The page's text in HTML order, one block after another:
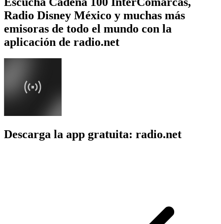
Radio Disney México y muchas más
emisoras de todo el mundo con la
aplicación de radio.net
Descarga la app gratuita: radio.net